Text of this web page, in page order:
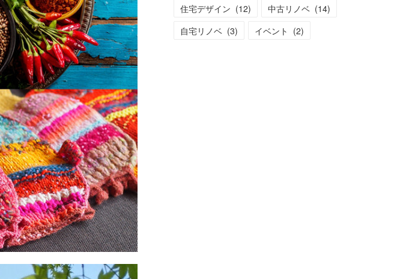
住宅デザイン (12) 中古リノベ (14)
自宅リノベ (3) イベント (2)